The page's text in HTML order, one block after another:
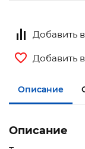
Добавить
Добавить
Описание
Описание